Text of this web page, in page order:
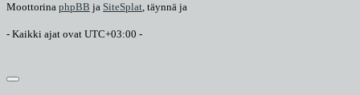
Moottorina phpBB ja SiteSplat, täynnä ja
- Kaikki ajat ovat UTC+03:00 -